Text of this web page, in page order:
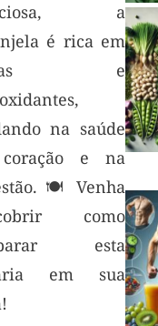
a
é rica em
e
na saúde
e na
🍽️ Venha
como
esta
em sua